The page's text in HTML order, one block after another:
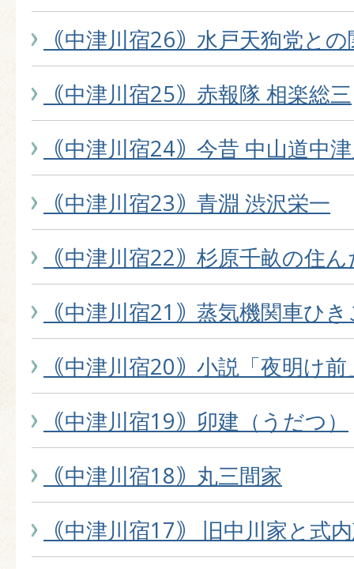
｟中津川宿26｠水戸天狗党と
｟中津川宿25｠赤報隊 相楽総三
｟中津川宿24｠今昔 中山道中
｟中津川宿23｠青淵 渋沢栄一
｟中津川宿22｠杉原千畝の住
｟中津川宿21｠蒸気機関車ひ
｟中津川宿20｠小説「夜明け前
｟中津川宿19｠卯建（うだつ）
｟中津川宿18｠丸三間家
｟中津川宿17｠ 旧中川家と式